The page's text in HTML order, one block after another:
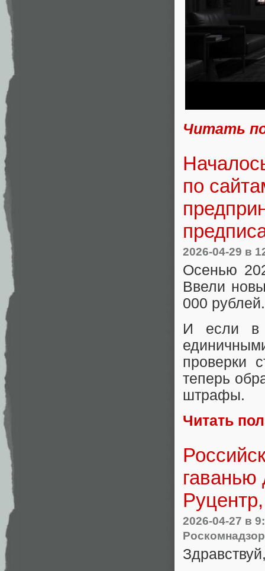
Читать
по
2026-04-29 в
Осенью
Ввели
000 рублей.
И если в
проверки
теперь
штрафы.
Читать
гаванью
2026-04-27 в
Роскомнадзор